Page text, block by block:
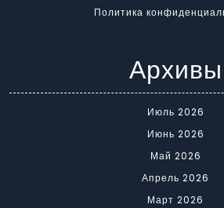
Политика
Архивы
Июль 2026
Июнь 2026
Май 2026
Апрель 2026
Март 2026